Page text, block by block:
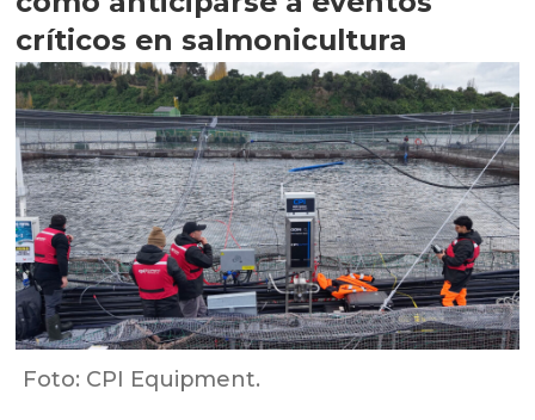
críticos en salmonicultura
Foto: CPI Equipment.